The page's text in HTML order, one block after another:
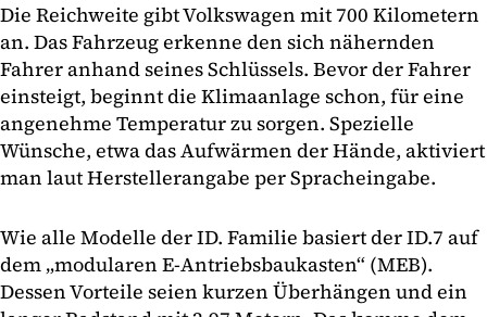
Die Reichweite gibt Volkswagen mit 700 Kilometern
an. Das Fahrzeug erkenne den sich nähernden
Fahrer anhand seines Schlüssels. Bevor der Fahrer
einsteigt, beginnt die Klimaanlage schon, für eine
angenehme Temperatur zu sorgen. Spezielle
Wünsche, etwa das Aufwärmen der Hände, aktiviert
man laut Herstellerangabe per Spracheingabe.
Wie alle Modelle der ID. Familie basiert der ID.7 auf
dem „modularen E-Antriebsbaukasten“ (MEB).
Dessen Vorteile seien kurzen Überhängen und ein